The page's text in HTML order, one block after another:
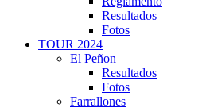
Resultados
Fotos
TOUR 2024
El Peñon
Resultados
Fotos
Farrallones